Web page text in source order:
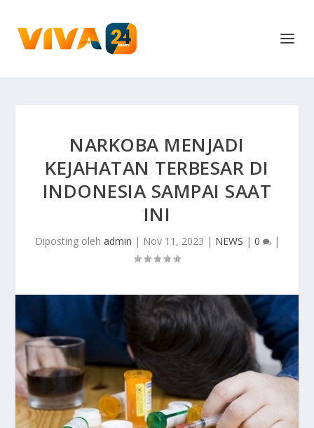
NARKOBA MENJADI
KEJAHATAN TERBESAR DI
INDONESIA SAMPAI SAAT
INI
Diposting oleh admin | Nov 11, 2023 | NEWS | 0 |